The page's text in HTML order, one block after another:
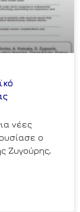
νέες
ο
Ζυγούρης,